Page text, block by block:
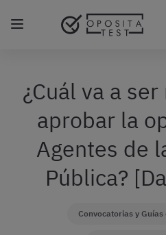
Regístrate
¿Cuál va a
aprobar la
Agentes de
Pública?
Convocatorias y